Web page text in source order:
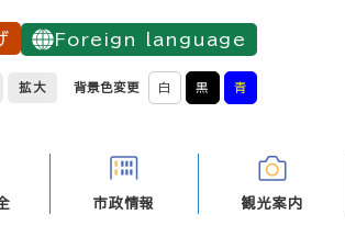
Foreign language
拡大 背景色変更 白 黒 青
市政情報 観光案内